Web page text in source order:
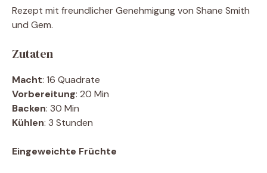
Rezept mit freundlicher Genehmigung von Shane Smith
und Gem.
Zutaten
Macht: 16 Quadrate
Vorbereitung: 20 Min
Backen: 30 Min
Kühlen: 3 Stunden
Eingeweichte Früchte